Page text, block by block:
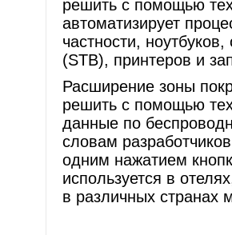
решить с помощью
автоматизирует
частности,
(STB), принтеров и
Расширение зоны
решить с помощью
данные по
словам
одним нажатием
используется в
в различных странах